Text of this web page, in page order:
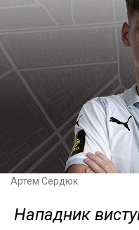
Артем Сердюк
Нападник